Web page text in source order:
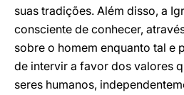
suas tradições. Além disso, a
consciente de conhecer,
sobre o homem enquanto tal e
de intervir a favor dos valores
seres humanos,